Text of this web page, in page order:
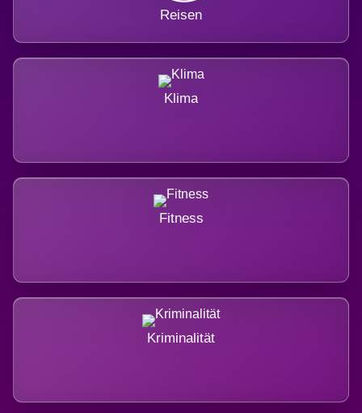
Reisen
Klima
Fitness
Kriminalität